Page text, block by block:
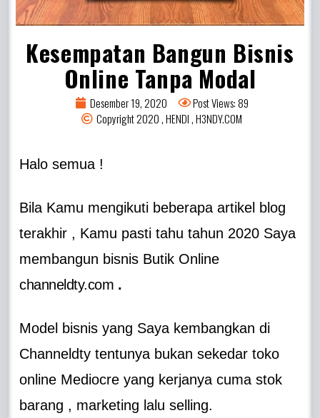
Kesempatan Bangun Bisnis
Online Tanpa Modal
Desember 19, 2020
Post Views: 89
Copyright 2020 , HENDI , H3NDY.COM
Halo semua !
Bila Kamu mengikuti beberapa artikel blog
terakhir , Kamu pasti tahu tahun 2020 Saya
membangun bisnis Butik Online
channeldty.com .
Model bisnis yang Saya kembangkan di
Channeldty tentunya bukan sekedar toko
online Mediocre yang kerjanya cuma stok
barang , marketing lalu selling.